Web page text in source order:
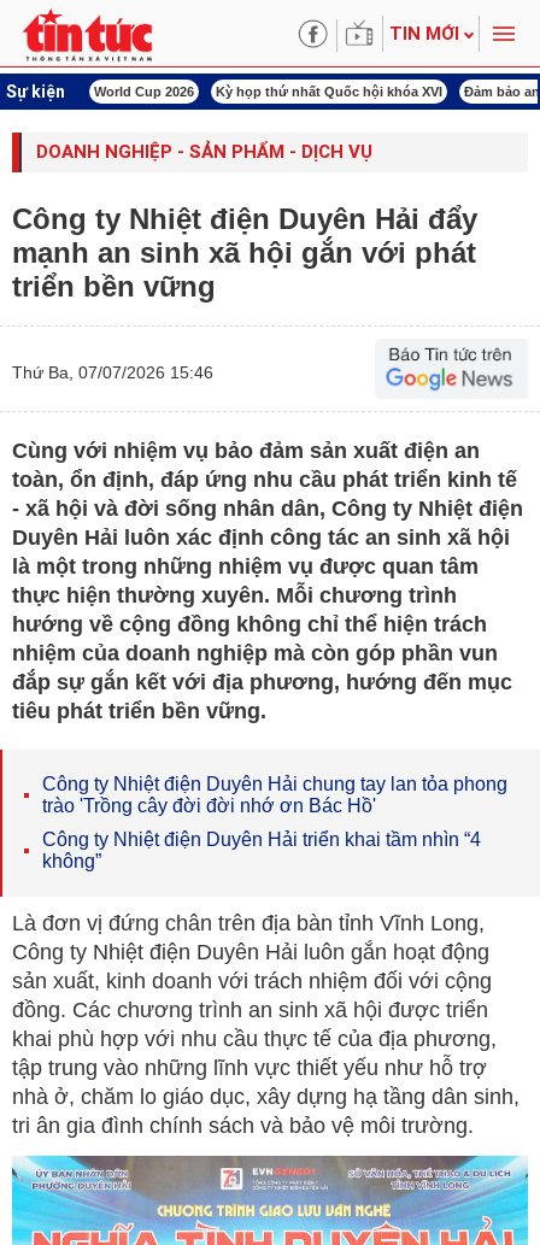
TIN MỚI
Sự kiện
Việt Nam World Cup 2026 Kỳ họp thứ nhất Quốc hội khóa XVI Đảm bảo
DOANH NGHIỆP - SẢN PHẨM - DỊCH VỤ
Công ty Nhiệt điện Duyên Hải đẩy
mạnh an sinh xã hội gắn với phát
triển bền vững
Thứ Ba, 07/07/2026 15:46
Cùng với nhiệm vụ bảo đảm sản xuất điện an
toàn, ổn định, đáp ứng nhu cầu phát triển kinh tế
- xã hội và đời sống nhân dân, Công ty Nhiệt điện
Duyên Hải luôn xác định công tác an sinh xã hội
là một trong những nhiệm vụ được quan tâm
thực hiện thường xuyên. Mỗi chương trình
hướng về cộng đồng không chỉ thể hiện trách
nhiệm của doanh nghiệp mà còn góp phần vun
đắp sự gắn kết với địa phương, hướng đến mục
tiêu phát triển bền vững.
Công ty Nhiệt điện Duyên Hải chung tay lan tỏa phong
trào 'Trồng cây đời đời nhớ ơn Bác Hồ'
Công ty Nhiệt điện Duyên Hải triển khai tầm nhìn “4
không”
Là đơn vị đứng chân trên địa bàn tỉnh Vĩnh Long,
Công ty Nhiệt điện Duyên Hải luôn gắn hoạt động
sản xuất, kinh doanh với trách nhiệm đối với cộng
đồng. Các chương trình an sinh xã hội được triển
khai phù hợp với nhu cầu thực tế của địa phương,
tập trung vào những lĩnh vực thiết yếu như hỗ trợ
nhà ở, chăm lo giáo dục, xây dựng hạ tầng dân sinh,
tri ân gia đình chính sách và bảo vệ môi trường.